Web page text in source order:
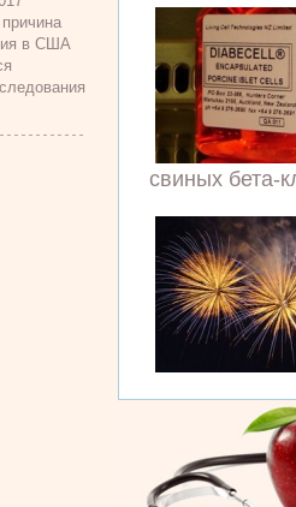
в США
свиных бета-